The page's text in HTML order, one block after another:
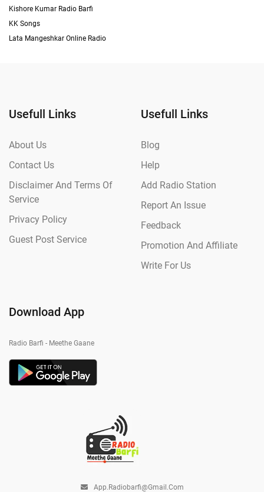
Kishore Kumar Radio Barfi
KK Songs
Lata Mangeshkar Online Radio
Usefull Links
About Us
Contact Us
Disclaimer And Terms Of
Service
Privacy Policy
Guest Post Service
Usefull Links
Blog
Help
Add Radio Station
Report An Issue
Feedback
Promotion And Affiliate
Write For Us
Download App
Radio Barfi - Meethe Gaane
App.radiobarfi@gmail.com